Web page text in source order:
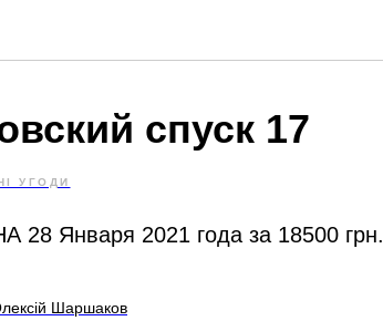
спуск 17
УГОДИ
28 Января 2021 года за 18500 грн.
Шаршаков